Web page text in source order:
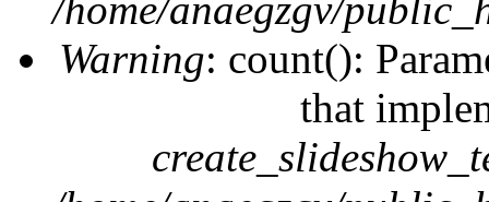
Warning: count():
that